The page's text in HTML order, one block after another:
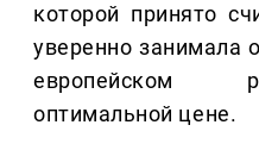
которой принято
уверенно занимала
европейском
оптимальной цене.